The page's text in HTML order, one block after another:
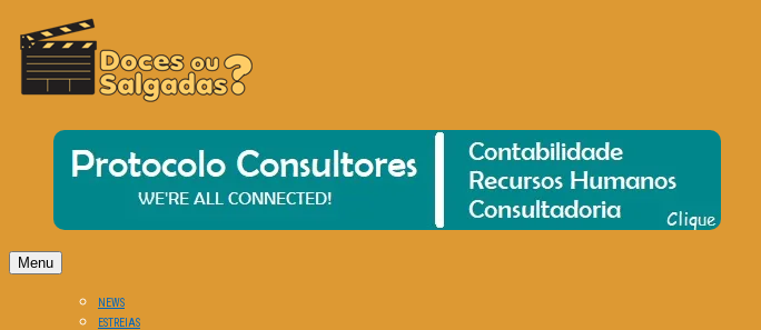
DOCES OU SALGADAS?
O Cinema? Uma Paixão!!
Menu
NEWS
ESTREIAS